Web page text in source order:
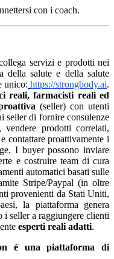
con i coach.
servizi e prodotti nei
della salute e della salute
unico: https://strongbody.ai.
reali, farmacisti reali ed
(seller) con utenti
seller di fornire consulenze
prodotti correlati,
contattare proattivamente i
I buyer possono inviare
e costruire team di cura
automatici basati sulle
Stripe/Paypal (in oltre
provenienti da Stati Uniti,
la piattaforma genera
seller a raggiungere clienti
esperti reali adatti.
è una piattaforma di